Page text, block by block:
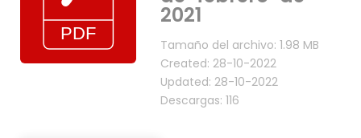
2021
Tamaño del archivo: 1.98 MB
Created: 28-10-2022
Updated: 28-10-2022
Descargas: 116